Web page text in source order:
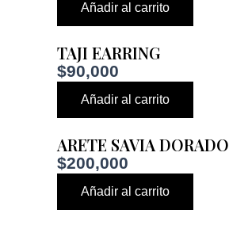
Añadir al carrito
TAJI EARRING
$90,000
Añadir al carrito
ARETE SAVIA DORADO
$200,000
Añadir al carrito